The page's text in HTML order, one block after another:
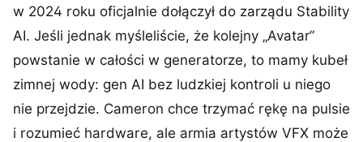
w 2024 roku oficjalnie dołączył do zarządu Stability
AI. Jeśli jednak myśleliście, że kolejny „Avatar”
powstanie w całości w generatorze, to mamy kubeł
zimnej wody: gen AI bez ludzkiej kontroli u niego
nie przejdzie. Cameron chce trzymać rękę na pulsie
i rozumieć hardware, ale armia artystów VFX może